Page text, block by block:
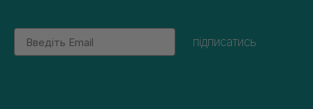
Email
підписатись